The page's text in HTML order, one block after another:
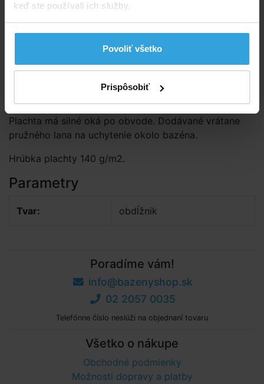
keď ste používali ich služby.
Povoliť všetko
Prispôsobiť
Kvalitná kašírovaná plachta modrej farby.
Kašírované fólie sú mrazuodolné.
Táto plachta sa vyznačuje veľmi dlhou životnosťou a
odporúčame ich aj na použitie v zimnom období. Ide
o plachtu s výbornou odolnosťou proti mechanickému
Plachta má silné oká po obvode. Dodávané vrátane
pružného lana na uchytenie okolo bazéna.
Hrúbka plachty 140 g/m2.
Parametry
Tvar: obdĺžnik
Poradíme vám!
info@bazenyshop.sk
02 2057 0035
Telefónne číslo neslúži na objednaní tovaru
Všetko o nákupe
Obchodné podmienky
Možnosti dopravy a platby